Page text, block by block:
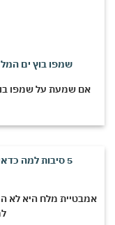
שמפו בוץ ים המלח
אם שמעת על שמפו בוץ ים
מלח היא לא